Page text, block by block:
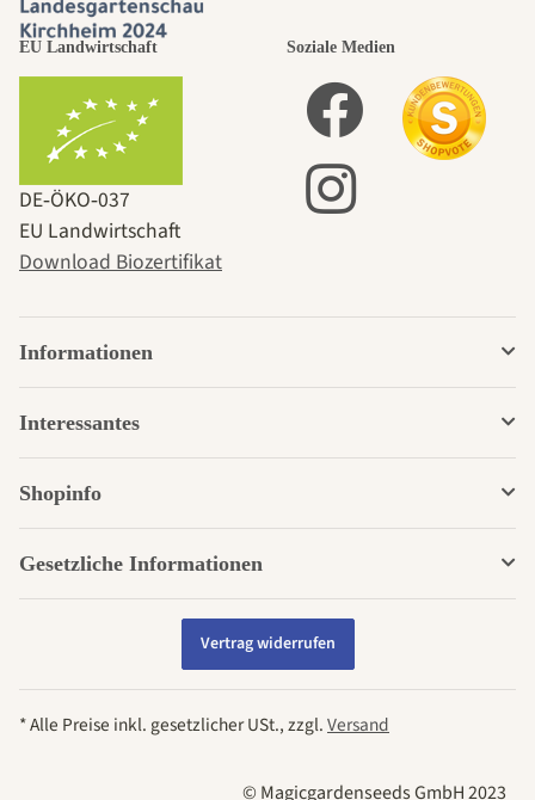
EU Landwirtschaft
DE‑ÖKO‑037
EU Landwirtschaft
Download Biozertifikat
Soziale Medien
Informationen
Interessantes
Shopinfo
Gesetzliche Informationen
Vertrag widerrufen
* Alle Preise inkl. gesetzlicher USt., zzgl.Versand
© Magicgardenseeds GmbH 2023